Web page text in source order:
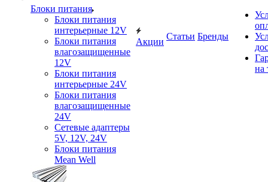
Блоки питания
Блоки питания
интерьерные 12V
Блоки питания
влагозащищенные
12V
Блоки питания
интерьерные 24V
Блоки питания
влагозащищенные
24V
Сетевые адаптеры
5V, 12V, 24V
Блоки питания
Mean Well
Акции
Статьи Бренды
на